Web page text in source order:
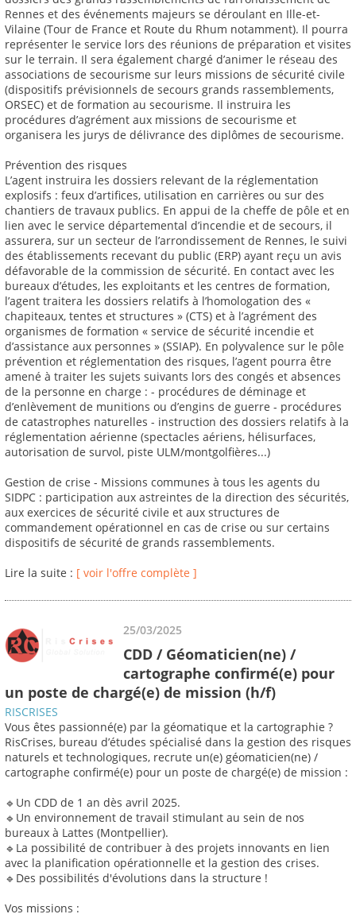
Rennes et des événements majeurs se déroulant en Ille-et-
Vilaine (Tour de France et Route du Rhum notamment). Il pourra
représenter le service lors des réunions de préparation et visites
sur le terrain. Il sera également chargé d’animer le réseau des
associations de secourisme sur leurs missions de sécurité civile
(dispositifs prévisionnels de secours grands rassemblements,
ORSEC) et de formation au secourisme. Il instruira les
procédures d’agrément aux missions de secourisme et
organisera les jurys de délivrance des diplômes de secourisme.
Prévention des risques
L’agent instruira les dossiers relevant de la réglementation
explosifs : feux d’artifices, utilisation en carrières ou sur des
chantiers de travaux publics. En appui de la cheffe de pôle et en
lien avec le service départemental d’incendie et de secours, il
assurera, sur un secteur de l’arrondissement de Rennes, le suivi
des établissements recevant du public (ERP) ayant reçu un avis
défavorable de la commission de sécurité. En contact avec les
bureaux d’études, les exploitants et les centres de formation,
l’agent traitera les dossiers relatifs à l’homologation des «
chapiteaux, tentes et structures » (CTS) et à l’agrément des
organismes de formation « service de sécurité incendie et
d’assistance aux personnes » (SSIAP). En polyvalence sur le pôle
prévention et réglementation des risques, l’agent pourra être
amené à traiter les sujets suivants lors des congés et absences
de la personne en charge : - procédures de déminage et
d’enlèvement de munitions ou d’engins de guerre - procédures
de catastrophes naturelles - instruction des dossiers relatifs à la
réglementation aérienne (spectacles aériens, hélisurfaces,
autorisation de survol, piste ULM/montgolfières...)
Gestion de crise - Missions communes à tous les agents du
SIDPC : participation aux astreintes de la direction des sécurités,
aux exercices de sécurité civile et aux structures de
commandement opérationnel en cas de crise ou sur certains
dispositifs de sécurité de grands rassemblements.
Lire la suite : [ voir l'offre complète ]
25/03/2025
CDD / Géomaticien(ne) /
cartographe confirmé(e) pour
un poste de chargé(e) de mission (h/f)
RISCRISES
Vous êtes passionné(e) par la géomatique et la cartographie ?
RisCrises, bureau d’études spécialisé dans la gestion des risques
naturels et technologiques, recrute un(e) géomaticien(ne) /
cartographe confirmé(e) pour un poste de chargé(e) de mission :
🔹Un CDD de 1 an dès avril 2025.
🔹Un environnement de travail stimulant au sein de nos
bureaux à Lattes (Montpellier).
🔹La possibilité de contribuer à des projets innovants en lien
avec la planification opérationnelle et la gestion des crises.
🔹Des possibilités d'évolutions dans la structure !
Vos missions :